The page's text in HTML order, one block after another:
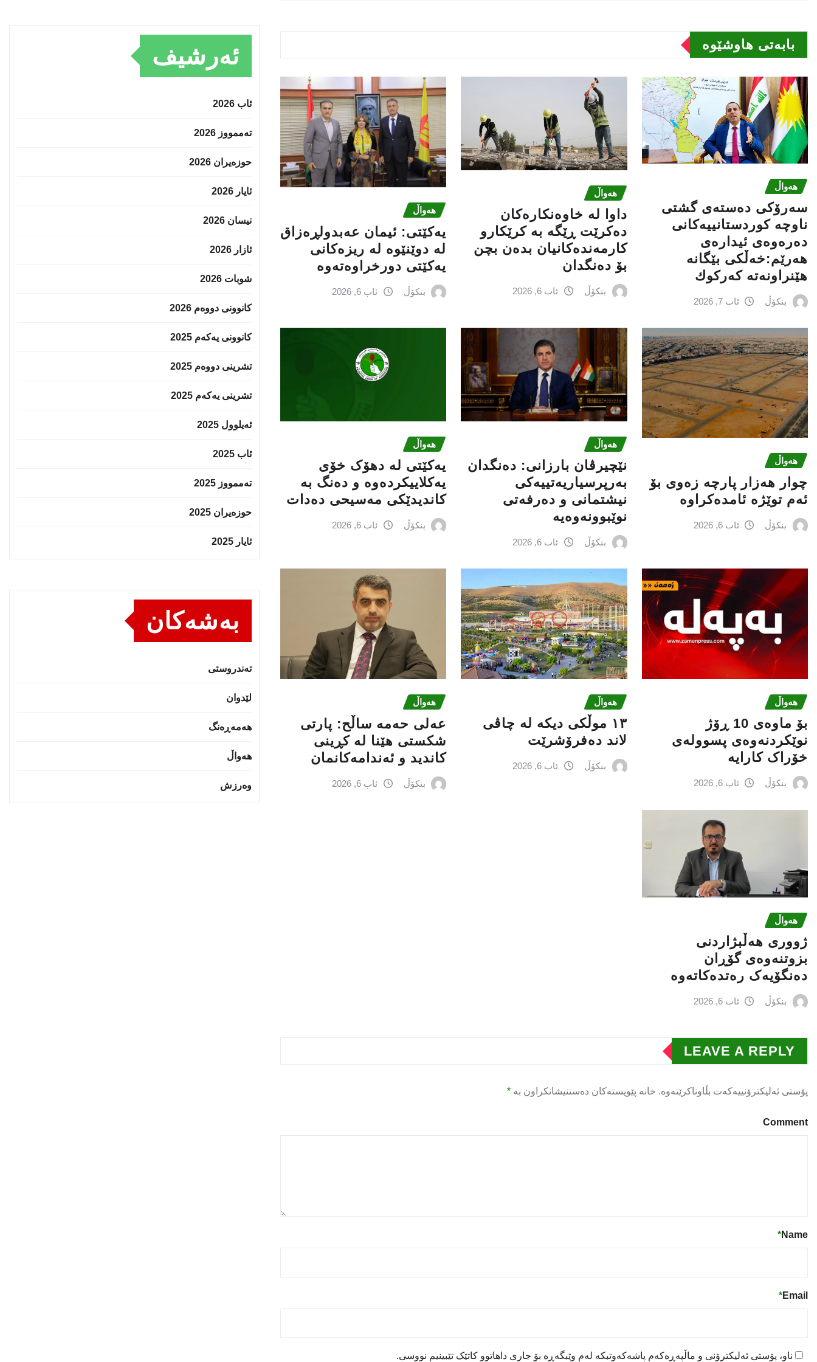
بابەتى هاوشێوە
هەواڵ
سه‌رۆكی دەستەی گشتی
ناوچە كوردستانییەكانی
دەرەوەی ئیدارەی
هەرێم:خه‌ڵكی بێگانه‌
هێنراونه‌ته‌ كه‌ركوك
بنکۆڵ ئاب 7, 2026
هەواڵ
داوا لە خاوەنکارەکان
دەکرێت ڕێگە بە کرێکارو
کارمەندەکانیان بدەن بچن
بۆ دەنگدان
بنکۆڵ ئاب 6, 2026
هەواڵ
یه‌كێتی: ئیمان عه‌بدولڕه‌زاق
له‌ دوێنێوه‌ له‌ ریزه‌كانی
یه‌كێتی دورخراوه‌ته‌وه‌
بنکۆڵ ئاب 6, 2026
هەواڵ
چوار هەزار پارچە زەوی بۆ
ئەم توێژە ئامدەکراوە
بنکۆڵ ئاب 6, 2026
هەواڵ
نێچيرڤان بارزانى: دەنگدان
بەرپرسیاريه‌تییەکی
نیشتمانى و دەرفەتی
نوێبوونەوەیە
بنکۆڵ ئاب 6, 2026
هەواڵ
یەکێتی لە دهۆک خۆی
یەکلاییکردەوە و دەنگ بە
کاندیدێکی مەسیحی دەدات
بنکۆڵ ئاب 6, 2026
هەواڵ
بۆ ماوەی 10 ڕۆژ
نوێکردنەوەی پسوولەی
خۆراک کارایە
بنکۆڵ ئاب 6, 2026
هەواڵ
١٣ موڵکی دیکە لە چاڤی
لاند دەفرۆشرێت
بنکۆڵ ئاب 6, 2026
هەواڵ
عه‌لی‌ حه‌مه‌ ساڵح: پارتی‌
شكستی‌ هێنا له‌ كڕینی‌
كاندید و ئه‌ندامه‌كانمان
بنکۆڵ ئاب 6, 2026
هەواڵ
ژووری هەڵبژاردنی
بزوتنەوەى گۆڕان
دەنگۆیەک رەتدەکاتەوە
بنکۆڵ ئاب 6, 2026
LEAVE A REPLY
پۆستی ئەلیکترۆنییەکەت بڵاوناکرێتەوە. خانە پێویستەکان دەستنیشانکراون بە *
Comment
Name
*
Email
*
ناو، پۆستی ئەلیکترۆنی و ماڵپەڕەکەم پاشەکەوتبکە لەم وێبگەڕە بۆ جاری داهاتوو کاتێک تێبینیم نووسی.
ئەرشیف
ئاب 2026
تەممووز 2026
حوزه‌یران 2026
ئایار 2026
نیسان 2026
ئازار 2026
شوبات 2026
کانوونی دووەم 2026
کانوونی یەکەم 2025
تشرینی دووەم 2025
تشرینی یەکەم 2025
ئەیلوول 2025
ئاب 2025
تەممووز 2025
حوزه‌یران 2025
ئایار 2025
بەشەکان
تەندروستى
لێدوان
هەمەڕەنگ
هەواڵ
وەرزش